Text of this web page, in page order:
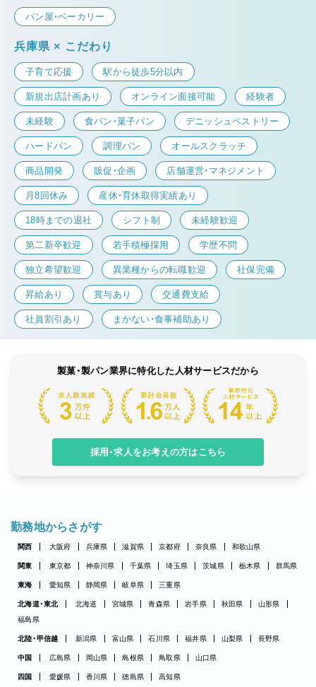
パン屋・ベーカリー
兵庫県 × こだわり
子育て応援 駅から徒歩5分以内
新規出店計画あり オンライン面接可能 経験者
未経験 食パン・菓子パン デニッシュペストリー
ハードパン 調理パン オールスクラッチ
商品開発 販促・企画 店舗運営・マネジメント
月8回休み 産休・育休取得実績あり
18時までの退社 シフト制 未経験歓迎
第二新卒歓迎 若手積極採用 学歴不問
独立希望歓迎 異業種からの転職歓迎 社保完備
昇給あり 賞与あり 交通費支給
社員割引あり まかない・食事補助あり
製菓・製パン業界に特化した人材サービスだから
採用・求人をお考えの方はこちら
勤務地からさがす
関西 大阪府 兵庫県 滋賀県 京都府 奈良県 和歌山県
関東 東京都 神奈川県 千葉県 埼玉県 茨城県 栃木県 群馬県
東海 愛知県 静岡県 岐阜県 三重県
北海道・東北 北海道 宮城県 青森県 岩手県 秋田県
山形県
福島県
北陸・甲信越 新潟県 富山県 石川県 福井県 山梨県 長野県
中国 広島県 岡山県 島根県 鳥取県 山口県
四国 愛媛県 香川県 徳島県 高知県